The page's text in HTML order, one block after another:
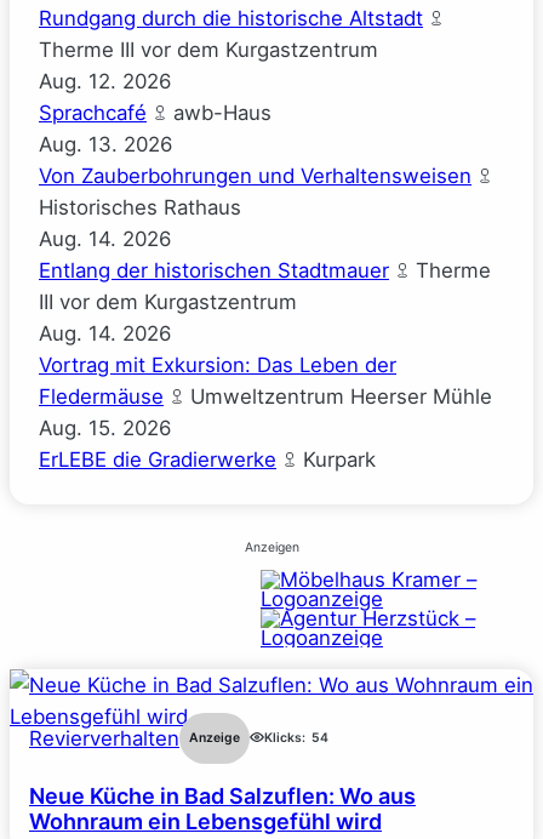
Rundgang durch die historische Altstadt
Therme III vor dem Kurgastzentrum
Aug. 12. 2026
Sprachcafé
awb-Haus
Aug. 13. 2026
Von Zauberbohrungen und Verhaltensweisen
Historisches Rathaus
Aug. 14. 2026
Entlang der historischen Stadtmauer
Therme
III vor dem Kurgastzentrum
Aug. 14. 2026
Vortrag mit Exkursion: Das Leben der
Fledermäuse
Umweltzentrum Heerser Mühle
Aug. 15. 2026
ErLEBE die Gradierwerke
Kurpark
Anzeigen
Revierverhalten Anzeige Klicks: 54
Neue Küche in Bad Salzuflen: Wo aus
Wohnraum ein Lebensgefühl wird